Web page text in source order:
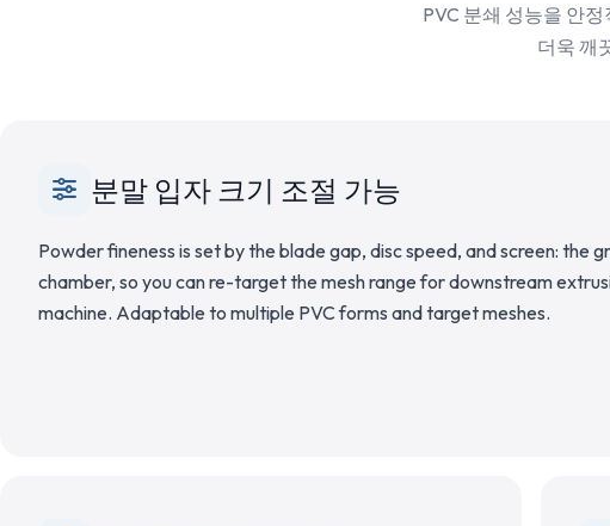
PVC 분쇄 성능을 안
더욱 깨
분말 입자 크기 조절 가능
Powder fineness is set by the blade gap, disc speed, and screen: the
chamber, so you can re-target the mesh range for downstream
machine. Adaptable to multiple PVC forms and target meshes.